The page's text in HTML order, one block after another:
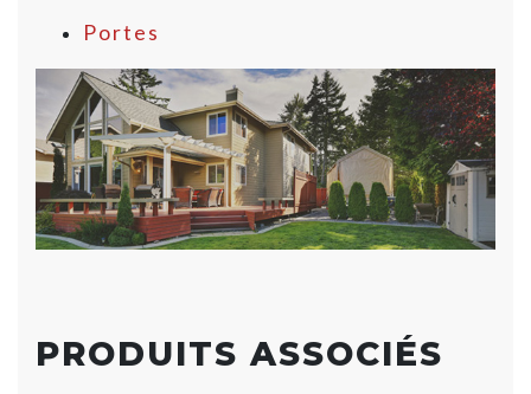
Portes
PRODUITS ASSOCIÉS